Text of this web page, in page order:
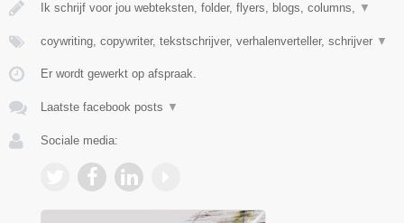
Ik schrijf voor jou webteksten, folder, flyers, blogs, columns, ▼
coywriting, copywriter, tekstschrijver, verhalenverteller, schrijver ▼
Er wordt gewerkt op afspraak.
Laatste facebook posts ▼
Sociale media: